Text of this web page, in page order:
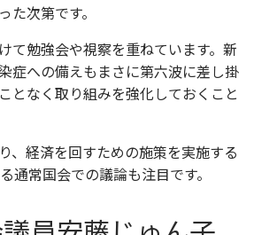
た次第です。
て勉強会や視察を重ねています。新
症への備えもまさに第六波に差し掛
となく取り組みを強化しておくこと
、経済を回すための施策を実施する
通常国会での議論も注目です。